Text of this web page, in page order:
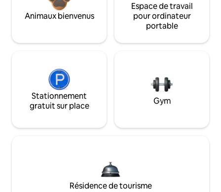
Animaux bienvenus
Espace de travail
pour ordinateur
portable
Stationnement
gratuit sur place
Gym
Résidence de tourisme